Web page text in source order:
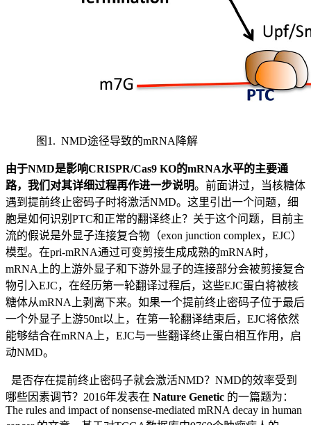
图1. NMD途径导致的mRNA降解
由于NMD是影响CRISPR/Cas9 KO的mRNA水平的主要通
路，我们对其详细过程再作进一步说明。前面讲过，当核糖体
遇到提前终止密码子时将激活NMD。这里引出一个问题，细
胞是如何识别PTC和正常的翻译终止？关于这个问题，目前主
流的假说是外显子连接复合物（exon junction complex，EJC）
模型。在pri-mRNA通过可变剪接生成成熟的mRNA时，
mRNA上的上游外显子和下游外显子的连接部分会被剪接复合
物引入EJC，在经历第一轮翻译过程后，这些EJC蛋白将被核
糖体从mRNA上剥离下来。如果一个提前终止密码子位于最后
一个外显子上游50nt以上，在第一轮翻译结束后，EJC将依然
能够结合在mRNA上，EJC与一些翻译终止蛋白相互作用，启
动NMD。
是否存在提前终止密码子就会激活NMD？NMD的效率受到
哪些因素调节？2016年发表在 Nature Genetic 的一篇题为：
The rules and impact of nonsense-mediated mRNA decay in human